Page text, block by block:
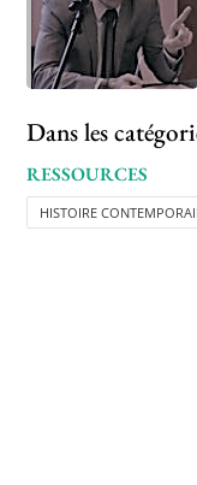
Dans les
RESSOURCES
HISTOIRE